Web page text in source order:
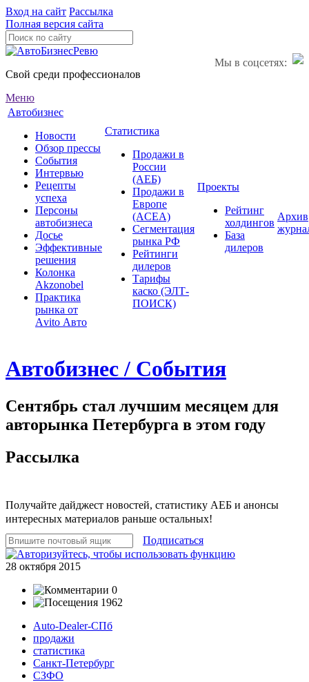
Вход на сайт Рассылка
Полная версия сайта
Мы в соцсетях:
Свой среди профессионалов
Меню
Автобизнес
Новости
Обзор прессы
События
Интервью
Рецепты
успеха
Персоны
автобизнеса
Досье
Эффективные
решения
Колонка
Akzonobel
Практика
рынка от
Аvito Авто
Статистика
Продажи в
России
(АЕБ)
Продажи в
Европе
(ACEA)
Сегментация
рынка РФ
Рейтинги
дилеров
Тарифы
каско (ЭЛТ-
ПОИСК)
Проекты
Рейтинг
холдингов
База
дилеров
Архив
Автобизнес / События
Сентябрь стал лучшим месяцем для
авторынка Петербурга в этом году
Рассылка
Получайте дайджест новостей, статистику АЕБ и анонсы
интересных материалов раньше остальных!
Подписаться
28 октября 2015
0
1962
Auto-Dealer-СПб
продажи
статистика
Санкт-Петербург
СЗФО